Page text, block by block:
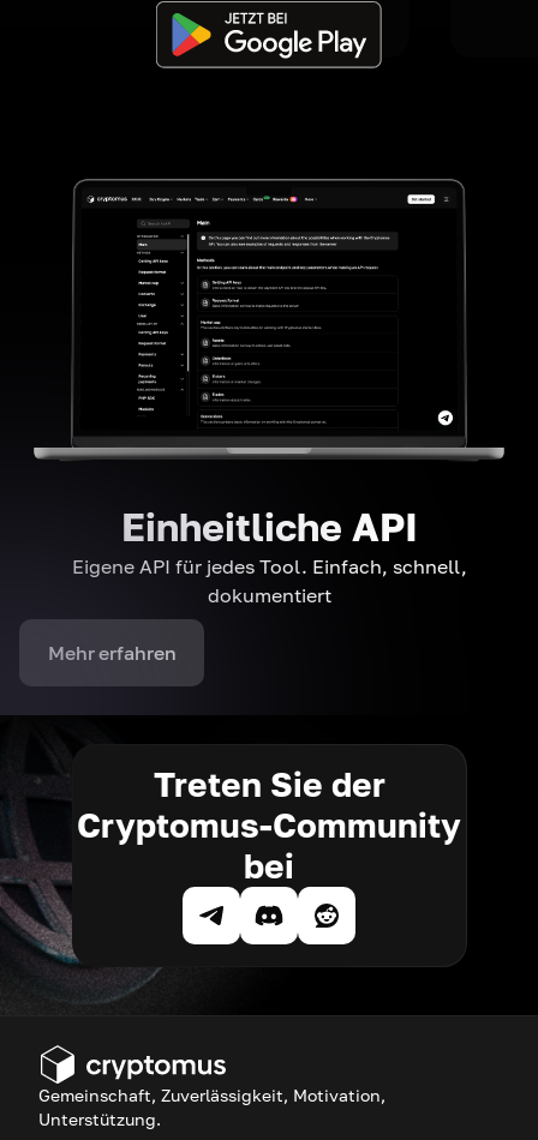
Einheitliche API
Eigene API für jedes Tool. Einfach, schnell,
dokumentiert
Mehr erfahren
Treten Sie der
Cryptomus-Community
bei
Gemeinschaft, Zuverlässigkeit, Motivation,
Unterstützung.